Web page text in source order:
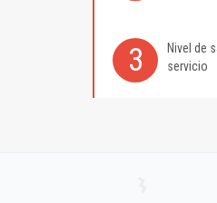
3 Nivel de
servicio